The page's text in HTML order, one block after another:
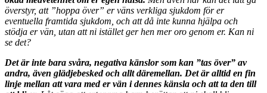
överstyr, att ”hoppa över” er väns verkliga sjukdom för er
eventuella framtida sjukdom, och att då inte kunna hjälpa och
stödja er vän, utan att ni istället ger hen mer oro genom er. Kan ni
se det?
Det är inte bara svåra, negativa känslor som kan ”tas över” av
andra, även glädjebesked och allt däremellan. Det är alltid en fin
linje mellan att vara med er vän i dennes känsla och att ta den till